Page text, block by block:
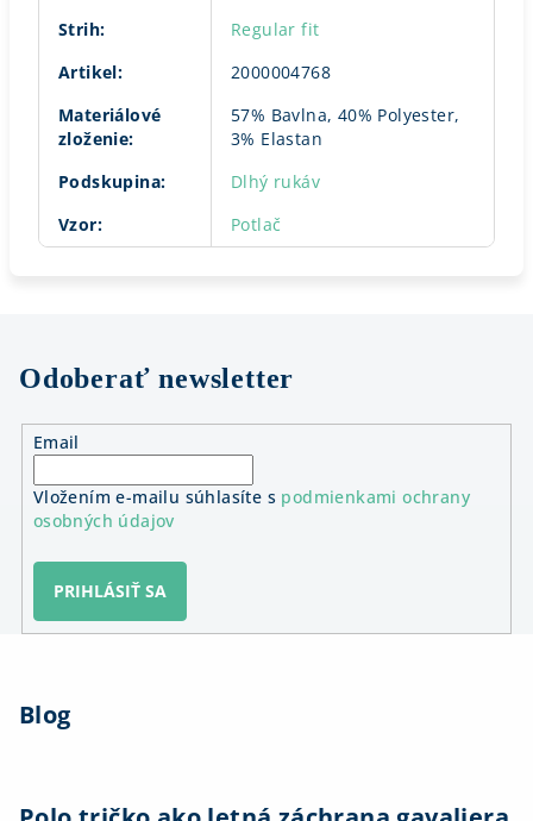
Strih:
Regular fit
Artikel:
2000004768
Materiálové
zloženie:
57% Bavlna, 40% Polyester,
3% Elastan
Podskupina:
Dlhý rukáv
Vzor: Potlač
Odoberať newsletter
Email
Vložením e-mailu súhlasíte s podmienkami ochrany
osobných údajov
PRIHLÁSIŤ SA
Blog